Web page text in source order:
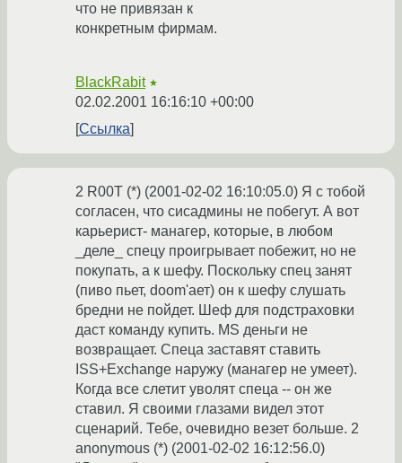
что не привязан к
конкретным фирмам.
BlackRabit ★
02.02.2001 16:16:10 +00:00
Ссылка
2 R00T (*) (2001-02-02 16:10:05.0) Я с тобой
согласен, что сисадмины не побегут. А вот
карьерист- манагер, которые, в любом
_деле_ спецу проигрывает побежит, но не
покупать, а к шефу. Поскольку спец занят
(пиво пьет, doom'ает) он к шефу слушать
бредни не пойдет. Шеф для подстраховки
даст команду купить. MS деньги не
возвращает. Спеца заставят ставить
ISS+Exchange наружу (манагер не умеет).
Когда все слетит уволят спеца -- он же
ставил. Я своими глазами видел этот
сценарий. Тебе, очевидно везет больше. 2
anonymous (*) (2001-02-02 16:12:56.0)